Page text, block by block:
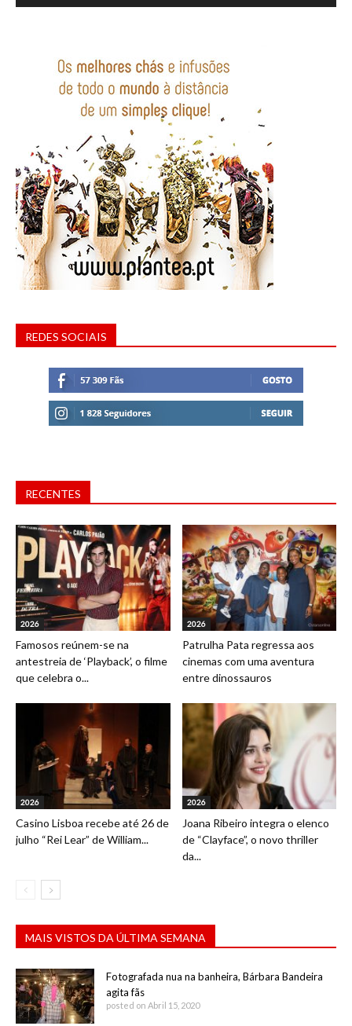
REDES SOCIAIS
RECENTES
2026
Famosos reúnem-se na
antestreia de ‘Playback’, o filme
que celebra o...
2026
Patrulha Pata regressa aos
cinemas com uma aventura
entre dinossauros
2026
Casino Lisboa recebe até 26 de
julho “Rei Lear” de William...
2026
Joana Ribeiro integra o elenco
de “Clayface”, o novo thriller
da...
MAIS VISTOS DA ÚLTIMA SEMANA
Fotografada nua na banheira, Bárbara Bandeira
agita fãs
posted on Abril 15, 2020